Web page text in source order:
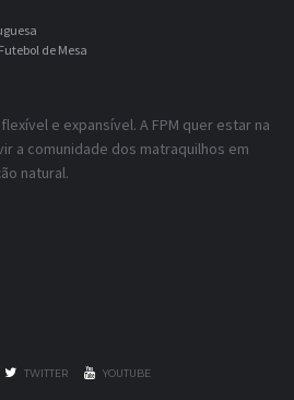
de Mesa
e expansível. A FPM quer estar na
a comunidade dos matraquilhos em
natural.
TWITTER YOUTUBE